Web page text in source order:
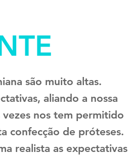
são muito altas.
aliando a nossa
nos tem permitido
confecção de próteses.
realista as expectativas